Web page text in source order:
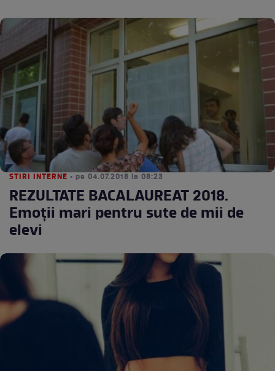
STIRI INTERNE • pe 04.07.2018 la 08:23
REZULTATE BACALAUREAT 2018.
Emoţii mari pentru sute de mii de
elevi